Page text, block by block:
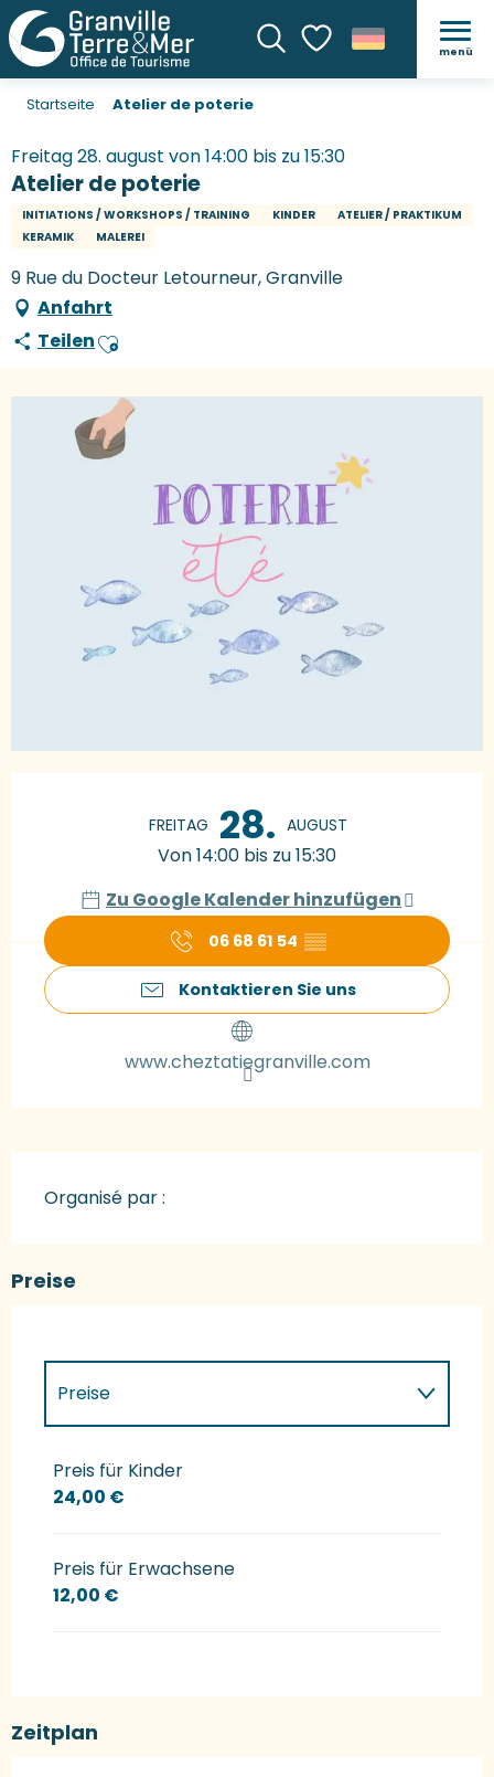
SucheVoir les favoris
menü
Startseite Atelier de poterie
Freitag 28. august von 14:00 bis zu 15:30
Atelier de poterie
INITIATIONS / WORKSHOPS / TRAINING KINDER
ATELIER / PRAKTIKUM
KERAMIK
MALEREI
9 Rue du Docteur Letourneur, Granville
Anfahrt
TeilenAjouter aux favoris
FREITAG 28. AUGUST
Von 14:00 bis zu 15:30
Zu Google Kalender hinzufügen
06 68 61 54 ▒▒
Kontaktieren Sie uns
www.cheztatiegranville.com
Organisé par :
Preise
Preise
Preise 2027
Preis für Kinder
24,00 €
Preis für Erwachsene
12,00 €
Zeitplan